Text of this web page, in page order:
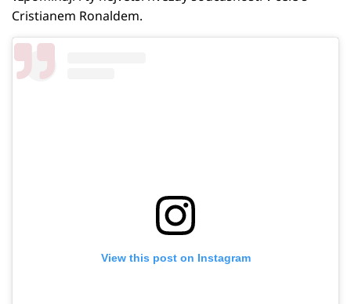
Cristianem Ronaldem.
View this post on Instagram